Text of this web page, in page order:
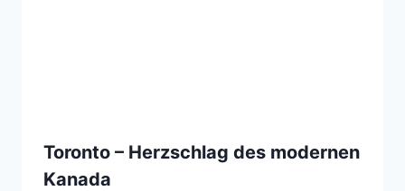
Toronto – Herzschlag des modernen
Kanada